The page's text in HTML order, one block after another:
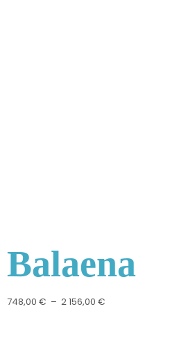
Balaena
748,00 € – 2 156,00 €